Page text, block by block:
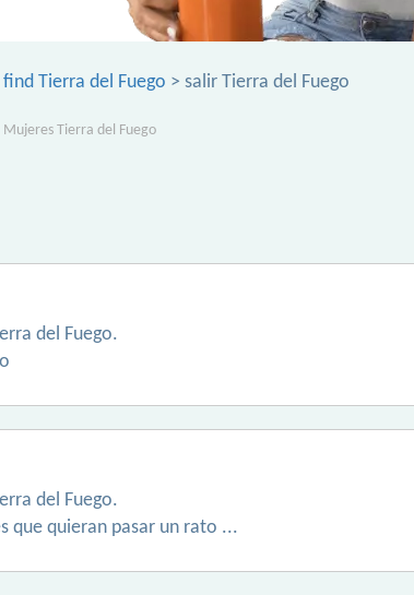
find Tierra del Fuego > salir Tierra del Fuego
Mujeres Tierra del Fuego
del Fuego.
del Fuego.
que quieran pasar un rato ...